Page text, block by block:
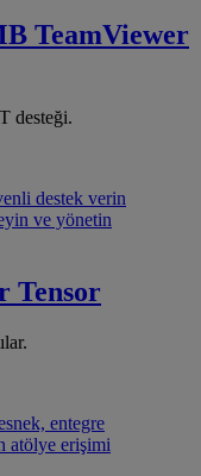
TeamViewer
desteği.
destek verin
ve yönetin
Tensor
entegre
atölye erişimi